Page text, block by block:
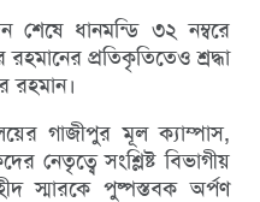
শেষে ধানমন্ডি ৩২ নম্বরে
প্রতিকৃতিতেও শ্রদ্ধা
রহমান।
গাজীপুর মূল ক্যাম্পাস,
নেতৃত্বে সংশ্লিষ্ট বিভাগীয়
স্মারকে পুষ্পস্তবক অর্পণ